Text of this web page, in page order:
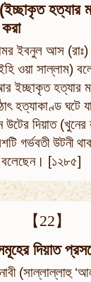
হত্যার
ইবনুল আস (রাঃ)
ওয়া সাল্লাম)
ইচ্ছাকৃত হত্যার
হত্যাকাণ্ড ঘটে
দিয়াত
গর্ভবতী উটনী
[১২৮৫]
【22】
দিয়াত
(সাল্লাল্লাহু